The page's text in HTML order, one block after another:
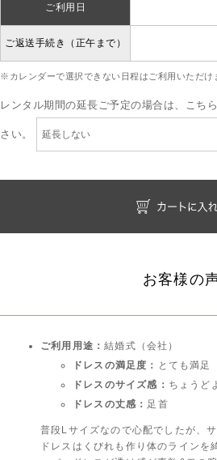
ご利用日
ご返送手続き（正午まで）
※カレンダーで選択できない日程はご利用いただけ
レンタル期間の延長ご予定の場合は、こち
さい。
お客様の
ご利用用途：結婚式（会社）
ドレスの満足度： とても満足
ドレスのサイズ感： ちょうど
ドレスの丈感： 足首
普段Lサイズなので心配でしたが、
ドレスはくびれも作り体のラインを